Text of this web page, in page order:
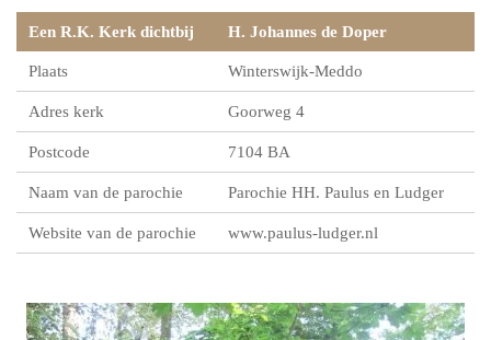
Een R.K. Kerk dichtbij H. Johannes de Doper
Plaats Winterswijk-Meddo
Adres kerk Goorweg 4
Postcode 7104 BA
Naam van de parochie Parochie HH. Paulus en Ludger
Website van de parochie www.paulus-ludger.nl